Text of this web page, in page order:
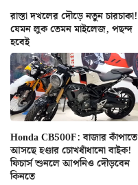
রাস্তা দখলের দৌড়ে নতুন চারচাকা!
যেমন লুক তেমন মাইলেজ, পছন্দ
হবেই
Honda CB500F: বাজার কাঁপাতে
আসছে হণ্ডার চোখধাঁধানো বাইক!
ফিচার্স শুনলে আপনিও দৌড়বেন
কিনতে